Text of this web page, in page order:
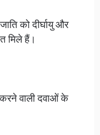
को दीर्घायु और
मिले हैं।
करने वाली दवाओं के